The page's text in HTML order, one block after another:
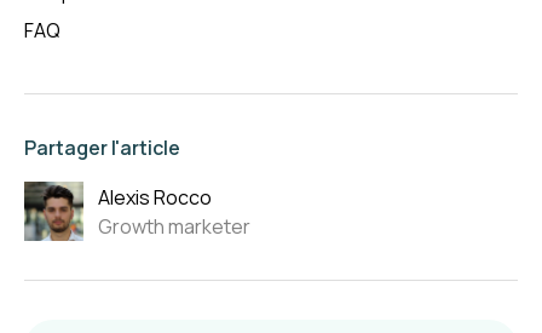
FAQ
Partager l'article
Alexis Rocco
Growth marketer